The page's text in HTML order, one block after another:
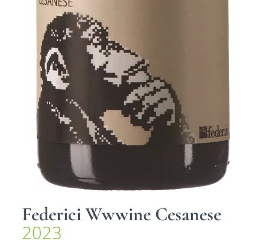
Federici Wwwine Cesanese
2023